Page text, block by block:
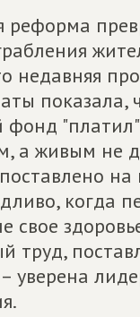
реформа
недавняя
показала,
фонд
а живым не
на
когда
свое
труд,
уверена